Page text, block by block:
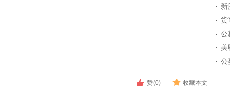
新
货
公
美
公
赞(0) 收藏本文